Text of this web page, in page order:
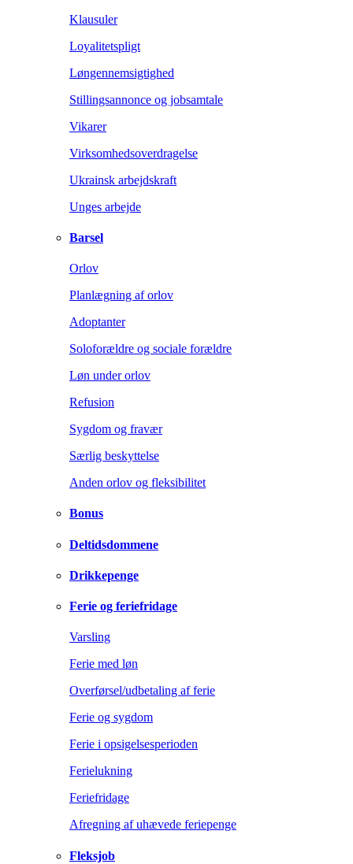
Klausuler
Loyalitetspligt
Løngennemsigtighed
Stillingsannonce og jobsamtale
Vikarer
Virksomhedsoverdragelse
Ukrainsk arbejdskraft
Unges arbejde
Barsel
Orlov
Planlægning af orlov
Adoptanter
Soloforældre og sociale forældre
Løn under orlov
Refusion
Sygdom og fravær
Særlig beskyttelse
Anden orlov og fleksibilitet
Bonus
Deltidsdommene
Drikkepenge
Ferie og feriefridage
Varsling
Ferie med løn
Overførsel/udbetaling af ferie
Ferie og sygdom
Ferie i opsigelsesperioden
Ferielukning
Feriefridage
Afregning af uhævede feriepenge
Fleksjob